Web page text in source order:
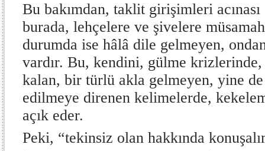
Bu bakımdan, taklit girişimleri
burada, lehçelere ve şivelere
durumda ise hâlâ dile gelmeyen,
vardır. Bu, kendini, gülme krizlerinde,
kalan, bir türlü akla gelmeyen, yine
edilmeye direnen kelimelerde,
açık eder.
Peki, “tekinsiz olan hakkında